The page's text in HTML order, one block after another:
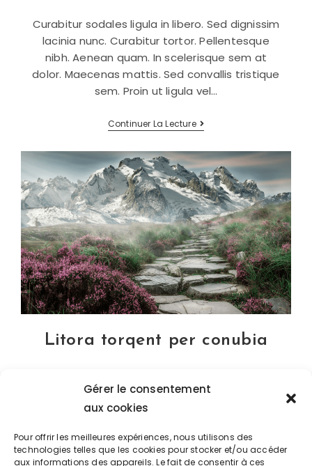
Gérer le consentement
aux cookies
Pour offrir les meilleures expériences, nous utilisons des
technologies telles que les cookies pour stocker et/ou accéder
aux informations des appareils. Le fait de consentir à ces
Curabitur sodales ligula in libero. Sed dignissim
lacinia nunc. Curabitur tortor. Pellentesque
nibh. Aenean quam. In scelerisque sem at
dolor. Maecenas mattis. Sed convallis tristique
sem. Proin ut ligula vel…
Continuer La LectureMetus
Vitae
Auctor
Litora torqent per conubia
lacinia nunc. Curabitur tortor. Pellentesque
nibh. Aenean quam. In scelerisque sem at
sem. Proin ut ligula vel…